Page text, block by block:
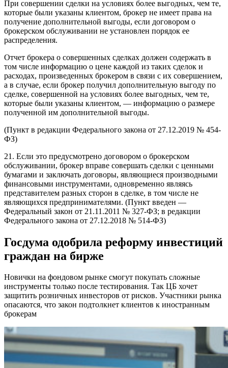
При совершении сделки на условиях более выгодных, чем те,
которые были указаны клиентом, брокер не имеет права на
получение дополнительной выгоды, если договором о
брокерском обслуживании не установлен порядок ее
распределения.
Отчет брокера о совершенных сделках должен содержать в
том числе информацию о цене каждой из таких сделок и
расходах, произведенных брокером в связи с их совершением,
а в случае, если брокер получил дополнительную выгоду по
сделке, совершенной на условиях более выгодных, чем те,
которые были указаны клиентом, — информацию о размере
полученной им дополнительной выгоды.
(Пункт в редакции Федерального закона от 27.12.2019 № 454-
ФЗ)
21. Если это предусмотрено договором о брокерском
обслуживании, брокер вправе совершать сделки с ценными
бумагами и заключать договоры, являющиеся производными
финансовыми инструментами, одновременно являясь
представителем разных сторон в сделке, в том числе не
являющихся предпринимателями. (Пункт введен —
Федеральный закон от 21.11.2011 № 327-ФЗ; в редакции
Федерального закона от 27.12.2018 № 514-ФЗ)
Госдума одобрила реформу инвестиций
граждан на бирже
Новички на фондовом рынке смогут покупать сложные
инструменты только после тестирования. Так ЦБ хочет
защитить розничных инвесторов от рисков. Участники рынка
опасаются, что закон подтолкнет клиентов к иностранным
брокерам